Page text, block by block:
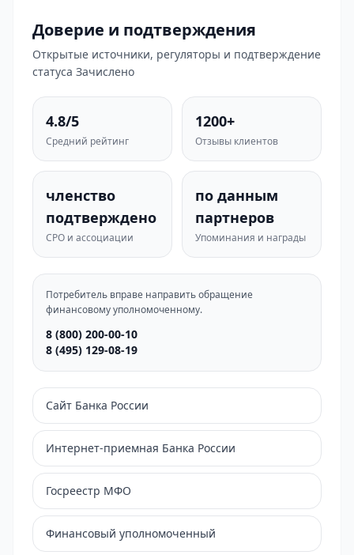
Доверие и подтверждения
Открытые источники, регуляторы и подтверждение
статуса Зачислено
4.8/5
Средний рейтинг
1200+
Отзывы клиентов
членство
подтверждено
СРО и ассоциации
по данным
партнеров
Упоминания и награды
Потребитель вправе направить обращение
финансовому уполномоченному.
8 (800) 200-00-10
8 (495) 129-08-19
Сайт Банка России
Интернет-приемная Банка России
Госреестр МФО
Финансовый уполномоченный